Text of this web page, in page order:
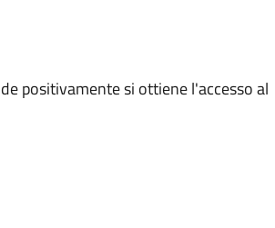
positivamente si ottiene l'accesso al